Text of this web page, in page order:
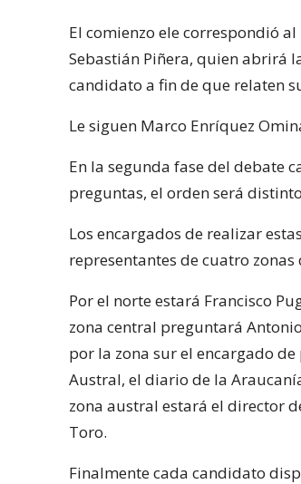
El comienzo ele correspondió
Sebastián Piñera, quien abrirá
candidato a fin de que relaten
Le siguen Marco Enríquez
En la segunda fase del debate
preguntas, el orden será
Los encargados de realizar
representantes de cuatro zonas
Por el norte estará Francisco
zona central preguntará
por la zona sur el encargado
Austral, el diario de la
zona austral estará el director
Toro.
Finalmente cada candidato